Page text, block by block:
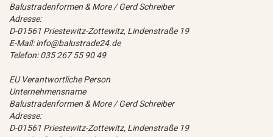
Balustradenformen & More / Gerd Schreiber
Adresse:
D-01561 Priestewitz-Zottewitz, Lindenstraße 19
E-Mail: info@balustrade24.de
Telefon: 035 267 55 90 49
EU Verantwortliche Person
Unternehmensname
Balustradenformen & More / Gerd Schreiber
Adresse:
D-01561 Priestewitz-Zottewitz, Lindenstraße 19